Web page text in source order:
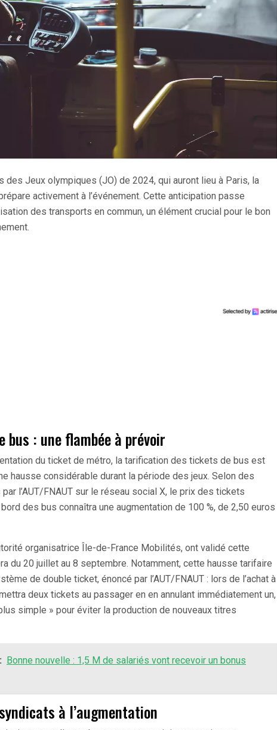
des Jeux olympiques (JO) de 2024, qui auront lieu à Paris, la
activement à l’événement. Cette anticipation passe
des transports en commun, un élément crucial pour le bon
bus : une flambée à prévoir
du ticket de métro, la tarification des tickets de bus est
hausse considérable durant la période des jeux. Selon des
l’AUT/FNAUT sur le réseau social X, le prix des tickets
des bus connaîtra une augmentation de 100 %, de 2,50 euros
organisatrice Île-de-France Mobilités, ont validé cette
du 20 juillet au 8 septembre. Notamment, cette hausse tarifaire
de double ticket, énoncé par l’AUT/FNAUT : lors de l’achat à
deux tickets au passager en en annulant immédiatement un,
simple » pour éviter la production de nouveaux titres
Bonne nouvelle : 1,5 M de salariés vont recevoir un bonus
à l’augmentation